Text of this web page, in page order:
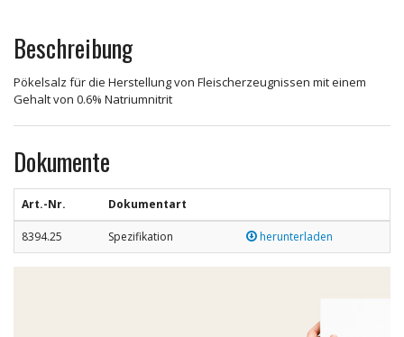
Beschreibung
Pökelsalz für die Herstellung von Fleischerzeugnissen mit einem
Gehalt von 0.6% Natriumnitrit
Dokumente
Art.-Nr. Dokumentart
8394.25 Spezifikation herunterladen